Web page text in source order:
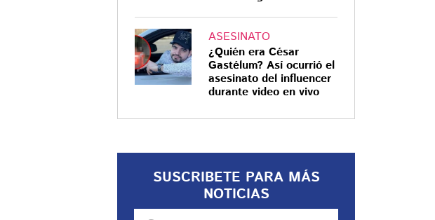
ASESINATO
¿Quién era César
Gastélum? Así ocurrió el
asesinato del influencer
durante video en vivo
SUSCRIBETE PARA MÁS
NOTICIAS